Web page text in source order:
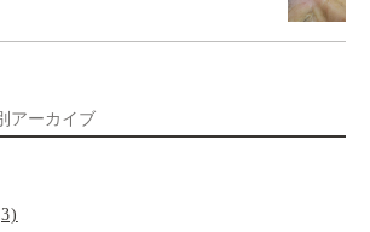
アーカイブ